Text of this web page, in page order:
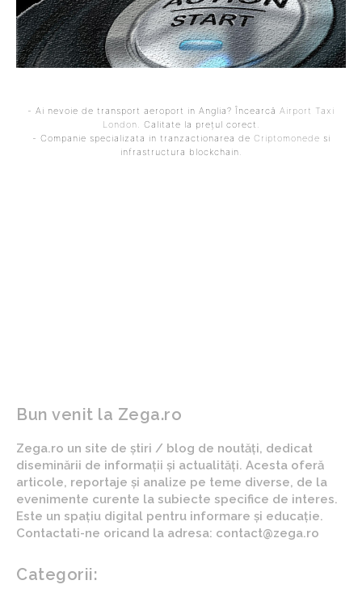
- Ai nevoie de transport aeroport in Anglia? Încearcă Airport Taxi
London . Calitate la prețul corect.
- Companie specializata in tranzactionarea de Criptomonede si
infrastructura blockchain.
Bun venit la Zega.ro
Zega.ro un site de știri / blog de noutăți, dedicat
diseminării de informații și actualități. Acesta oferă
articole, reportaje și analize pe teme diverse, de la
evenimente curente la subiecte specifice de interes.
Este un spațiu digital pentru informare și educație.
Contactati-ne oricand la adresa: contact@zega.ro
Categorii: